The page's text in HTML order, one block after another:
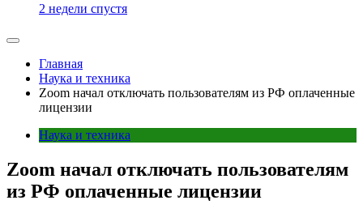
2 недели спустя
Главная
Наука и техника
Zoom начал отключать пользователям из РФ оплаченные
лицензии
Наука и техника
Zoom начал отключать пользователям
из РФ оплаченные лицензии